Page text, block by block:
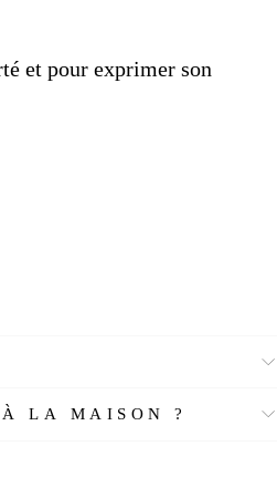
et pour exprimer son
LA MAISON ?